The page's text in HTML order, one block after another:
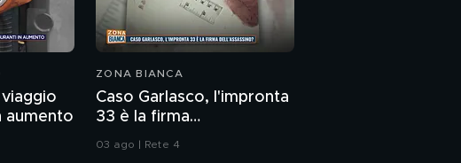
aumento
ZONA BIANCA
Caso Garlasco, l'impronta
33 è la firma
dell'assassino?
03 ago | Rete 4